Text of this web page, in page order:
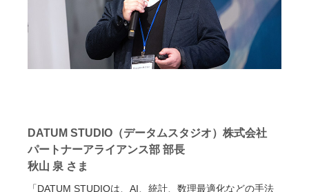
DATUM STUDIO（データムスタジオ）株式会社
パートナーアライアンス部 部長
秋山 泉 さま
「DATUM STUDIOは、AI、統計、数理最適化などの手法